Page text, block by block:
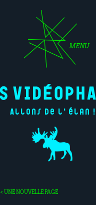
MENU
Allons de l'élan !
< UNE NOUVELLE PAGE